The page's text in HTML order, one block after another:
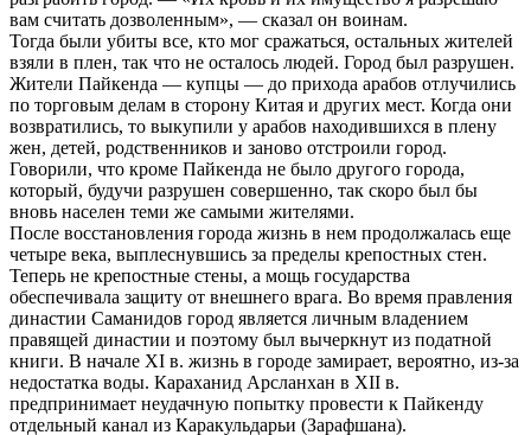
вам считать дозволенным», — сказал он воинам.
Тогда были убиты все, кто мог сражаться, остальных жителей
взяли в плен, так что не осталось людей. Город был разрушен.
Жители Пайкенда — купцы — до прихода арабов отлучились
по торговым делам в сторону Китая и других мест. Когда они
возвратились, то выкупили у арабов находившихся в плену
жен, детей, родственников и заново отстроили город.
Говорили, что кроме Пайкенда не было другого города,
который, будучи разрушен совершенно, так скоро был бы
вновь населен теми же самыми жителями.
После восстановления города жизнь в нем продолжалась еще
четыре века, выплеснувшись за пределы крепостных стен.
Теперь не крепостные стены, а мощь государства
обеспечивала защиту от внешнего врага. Во время правления
династии Саманидов город является личным владением
правящей династии и поэтому был вычеркнут из податной
книги. В начале XI в. жизнь в городе замирает, вероятно, из-за
недостатка воды. Караханид Арсланхан в XII в.
предпринимает неудачную попытку провести к Пайкенду
отдельный канал из Каракульдарьи (Зарафшана).